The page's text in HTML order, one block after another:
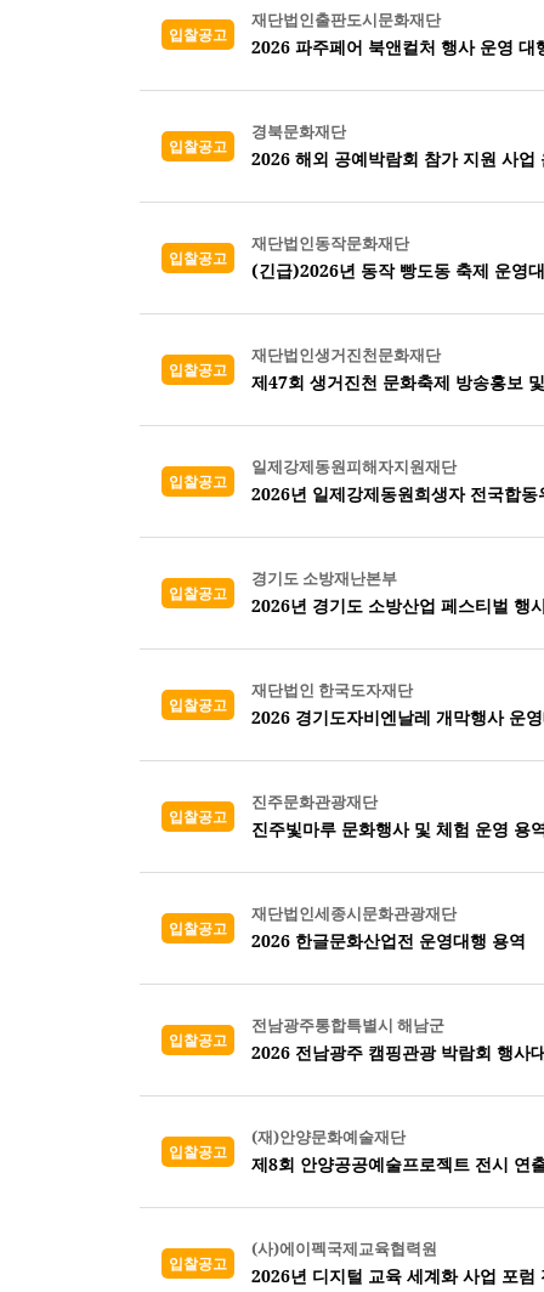
입찰공고
재단법인출판도시문화재단
2026 파주페어 북앤컬처 행사 운영 대
입찰공고
경북문화재단
2026 해외 공예박람회 참가 지원 사업
입찰공고
재단법인동작문화재단
(긴급)2026년 동작 빵도동 축제 운영
입찰공고
재단법인생거진천문화재단
제47회 생거진천 문화축제 방송홍보
입찰공고
일제강제동원피해자지원재단
2026년 일제강제동원희생자 전국합
입찰공고
경기도 소방재난본부
2026년 경기도 소방산업 페스티벌 행
입찰공고
재단법인 한국도자재단
2026 경기도자비엔날레 개막행사 운
입찰공고
진주문화관광재단
진주빛마루 문화행사 및 체험 운영 용
입찰공고
재단법인세종시문화관광재단
2026 한글문화산업전 운영대행 용역
입찰공고
전남광주통합특별시 해남군
2026 전남광주 캠핑관광 박람회 행사
입찰공고
(재)안양문화예술재단
제8회 안양공공예술프로젝트 전시 연
입찰공고
(사)에이펙국제교육협력원
2026년 디지털 교육 세계화 사업 포럼